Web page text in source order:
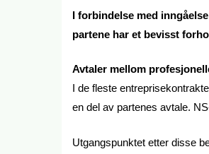
I forbindelse med
partene har et bevisst
Avtaler mellom
I de fleste
en del av partenes avtale.
Utgangspunktet etter disse